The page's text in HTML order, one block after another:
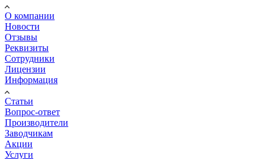
О компании
Новости
Отзывы
Реквизиты
Сотрудники
Лицензии
Информация
Статьи
Вопрос-ответ
Производители
Заводчикам
Акции
Услуги